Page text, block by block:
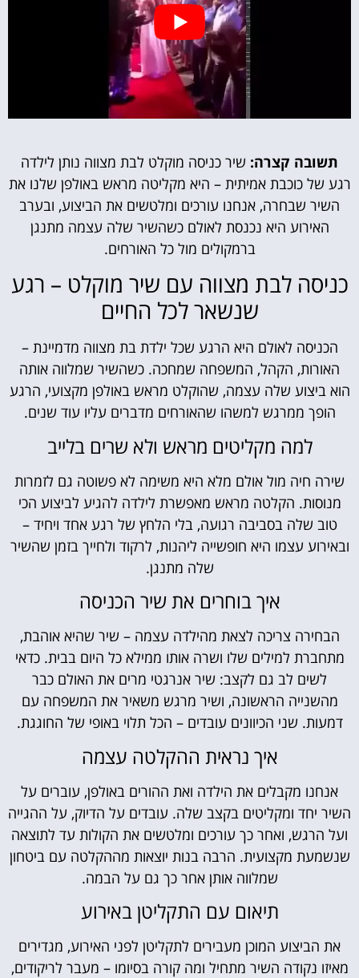
תשובה קצרה: שיר כניסה מוקלט לבת מצווה נותן לילדה
רגע של כוכבת אמיתית – היא מקליטה מראש באולפן שלנו את
השיר שבחרה, אנחנו עורכים ומלטשים את הביצוע, ובערב
האירוע היא נכנסת לאולם כשהשיר שלה עצמה מתנגן
ברמקולים מול כל האורחים.
כניסה לבת מצווה עם שיר מוקלט – רגע
שנשאר לכל החיים
הכניסה לאולם היא הרגע שכל ילדת בת מצווה מדמיינת –
האורות, הקהל, המשפחה שמחכה. כשהשיר שמלווה אותה
הוא ביצוע שלה עצמה, שהוקלט מראש באולפן מקצועי, הרגע
הופך ממרגש למשהו שהאורחים מדברים עליו עוד שנים.
למה מקליטים מראש ולא שרים בלייב
שירה חיה מול אולם מלא היא משימה לא פשוטה גם לזמרות
מנוסות. הקלטה מראש מאפשרת לילדה להגיע לביצוע הכי
טוב שלה בסביבה רגועה, בלי הלחץ של רגע אחד ויחיד –
ובאירוע עצמו היא חופשייה ליהנות, לרקוד ולחייך בזמן שהשיר
שלה מתנגן.
איך בוחרים את שיר הכניסה
הבחירה צריכה לצאת מהילדה עצמה – שיר שהיא אוהבת,
מתחברת למילים שלו ושרה אותו ממילא כל היום בבית. כדאי
לשים לב גם לקצב: שיר אנרגטי מרים את האולם כבר
מהשנייה הראשונה, ושיר מרגש משאיר את המשפחה עם
דמעות. שני הכיוונים עובדים – הכל תלוי באופי של החוגגת.
איך נראית ההקלטה עצמה
אנחנו מקבלים את הילדה ואת ההורים באולפן, עוברים על
השיר יחד ומקליטים בקצב שלה. עובדים על הדיוק, על ההגייה
ועל הרגש, ואחר כך עורכים ומלטשים את הקולות עד לתוצאה
שנשמעת מקצועית. הרבה בנות יוצאות מההקלטה עם ביטחון
שמלווה אותן אחר כך גם על הבמה.
תיאום עם התקליטן באירוע
את הביצוע המוכן מעבירים לתקליטן לפני האירוע, מגדירים
מאיזו נקודה השיר מתחיל ומה קורה בסיומו – מעבר לריקודים,